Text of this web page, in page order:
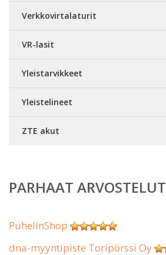
Verkkovirtalaturit
VR-lasit
Yleistarvikkeet
Yleistelineet
ZTE akut
PARHAAT ARVOSTELUT
PuhelinShop
dna-myyntipiste Toripörssi Oy